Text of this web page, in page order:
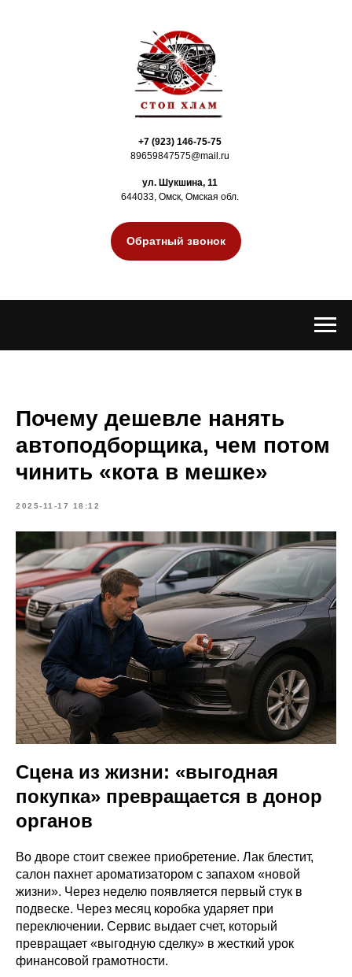
+7 (923) 146-75-75
89659847575@mail.ru
ул. Шукшина, 11
644033, Омск, Омская обл.
Обратный звонок
Почему дешевле нанять
автоподборщика, чем потом
чинить «кота в мешке»
2025-11-17 18:12
Сцена из жизни: «выгодная
покупка» превращается в донор
органов
Во дворе стоит свежее приобретение. Лак блестит,
салон пахнет ароматизатором с запахом «новой
жизни». Через неделю появляется первый стук в
подвеске. Через месяц коробка ударяет при
переключении. Сервис выдает счет, который
превращает «выгодную сделку» в жесткий урок
финансовой грамотности.